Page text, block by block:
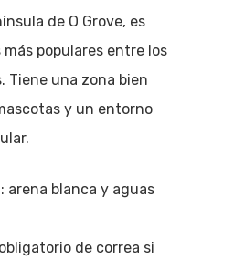
de O Grove, es
más populares entre los
Tiene una zona bien
y un entorno
arena blanca y aguas
de correa si